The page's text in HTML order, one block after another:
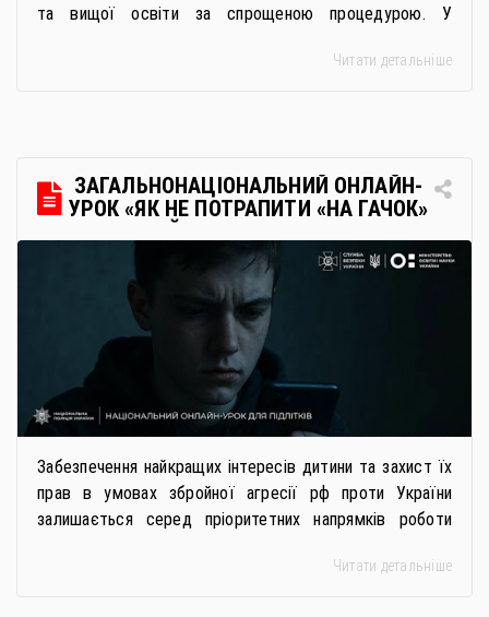
та вищої освіти за спрощеною процедурою. У
дистанційне навчання, що дає можливість здобувати
передбачає: Скористатися цією процедурою […]
Читати детальніше
ЗАГАЛЬНОНАЦІОНАЛЬНИЙ ОНЛАЙН-
УРОК «ЯК НЕ ПОТРАПИТИ «НА ГАЧОК»
РОСІЙСЬКИХ СПЕЦСЛУЖБ
Забезпечення найкращих інтересів дитини та захист їх
прав в умовах збройної агресії рф проти України
залишається серед пріоритетних напрямків роботи
застосовується метод використання дітей у
Читати детальніше